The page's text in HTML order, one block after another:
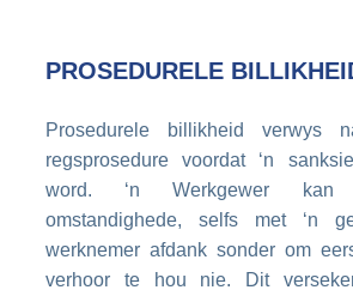
PROSEDURELE
Prosedurele billikheid verwys
regsprosedure voordat ‘n
word. ‘n Werkgewer kan
omstandighede, selfs met ‘n
werknemer afdank sonder om
verhoor te hou nie. Dit